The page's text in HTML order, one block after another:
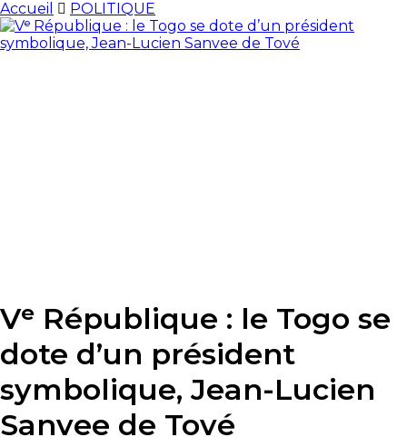
Accueil POLITIQUE
Vᵉ République : le Togo se
dote d’un président
symbolique, Jean-Lucien
Sanvee de Tové